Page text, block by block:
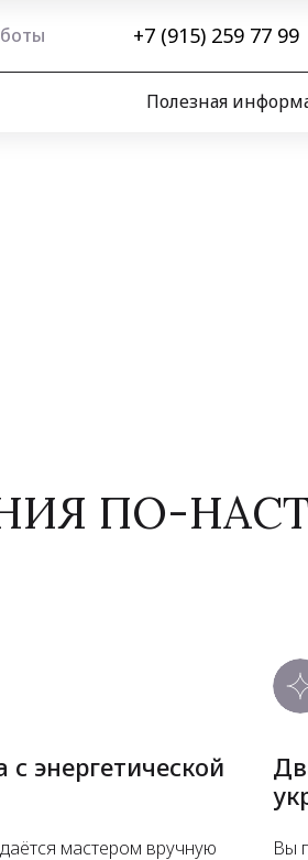
Полезная
+7 (915) 259 77 99
ПО-
с энергетической
мастером вручную
Вы